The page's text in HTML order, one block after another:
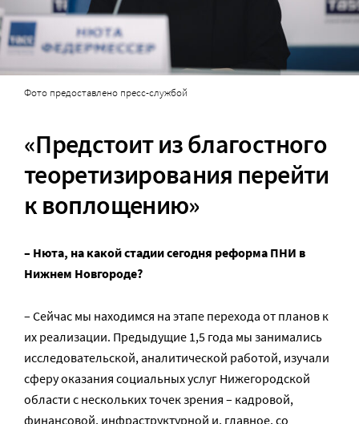
Фото предоставлено пресс-службой
«Предстоит из благостного
теоретизирования перейти
к воплощению»
– Нюта, на какой стадии сегодня реформа ПНИ в
Нижнем Новгороде?
– Сейчас мы находимся на этапе перехода от планов к
их реализации. Предыдущие 1,5 года мы занимались
исследовательской, аналитической работой, изучали
сферу оказания социальных услуг Нижегородской
области с нескольких точек зрения – кадровой,
финансовой, инфраструктурной и, главное, со